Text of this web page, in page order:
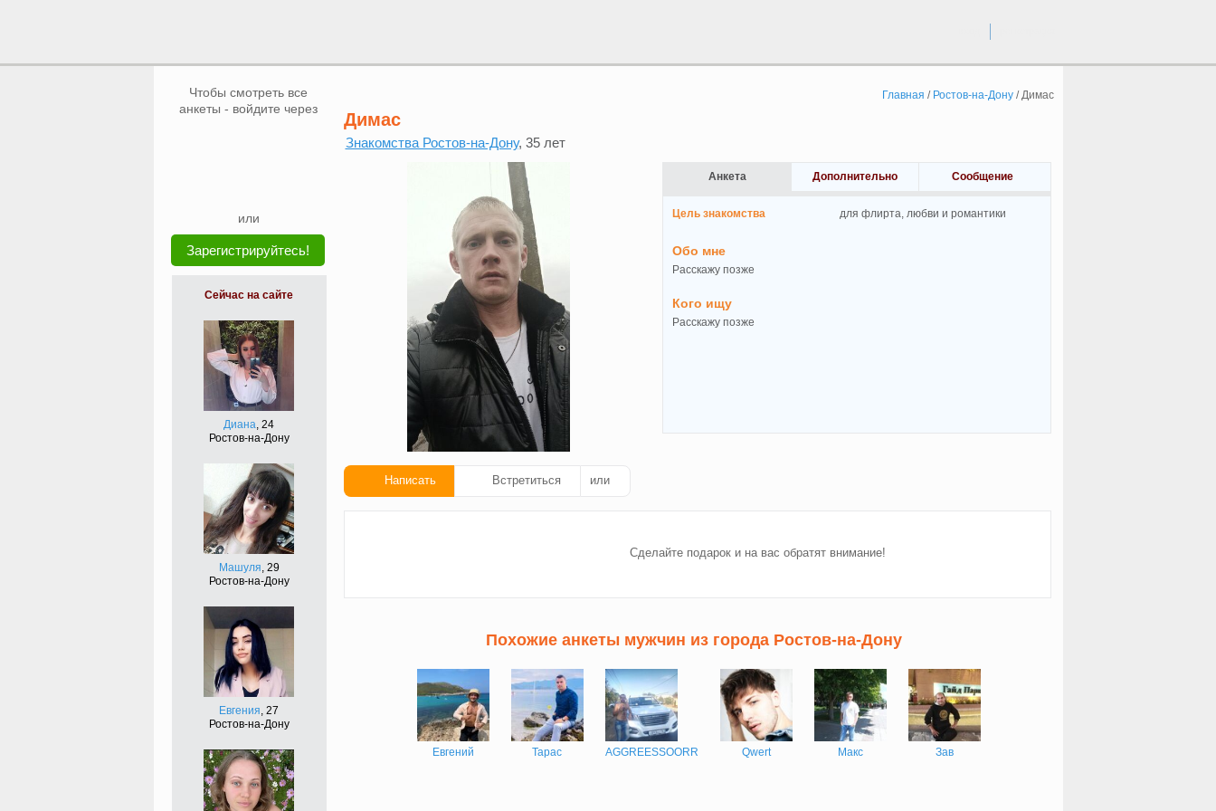
Чтобы смотреть все
анкеты - войдите через
или
Зарегистрируйтесь!
Сейчас на сайте
Диана, 24
Ростов-на-Дону
Машуля, 29
Ростов-на-Дону
Евгения, 27
Ростов-на-Дону
Главная / Ростов-на-Дону/Димас
Димас
Знакомства Ростов-на-Дону, 35 лет
Написать Встретиться или
Анкета Дополнительно Сообщение
Цель знакомства для флирта, любви и романтики
Обо мне
Расскажу позже
Кого ищу
Расскажу позже
Сделайте подарок и на вас обратят внимание!
Похожие анкеты мужчин из города Ростов-на-Дону
Евгений Тарас AGGREESSOORR Qwert Макс Зав